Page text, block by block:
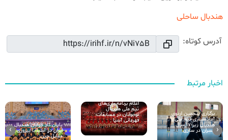
هندبال ساحلی
آدرس کوتاه:
اخبار مرتبط
برگزاری پنجمین اردوی
آماده‌سازی تیم ملی
هندبال زیر ۱۷ سال
پسران در ساری
اعلام برنامه بازی‌های
تیم ملی هندبال
نوجوانان در مسابقات
قهرمانی آسیا
پایان کار جوانان هندبال
ایران در آسیا با پیروزی
مقابل چین
‹
›